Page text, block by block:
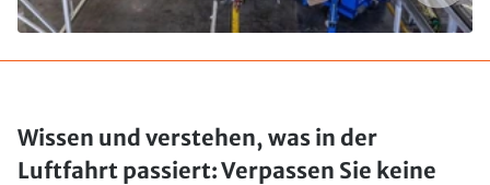
Wissen und verstehen, was in der
Luftfahrt passiert: Verpassen Sie keine